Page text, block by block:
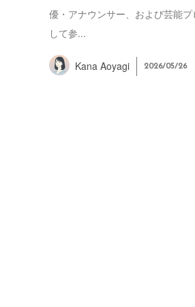
優・アナウンサー、および芸能
して参...
Kana Aoyagi 2026/05/26